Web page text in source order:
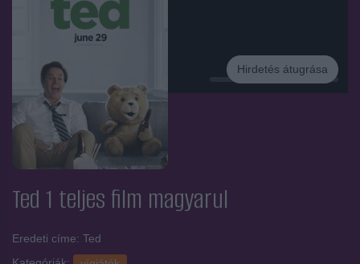
Hirdetés
Hirdetés átugrása
Ted 1 teljes film magyarul
Eredeti címe: Ted